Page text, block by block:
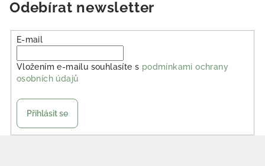
Odebírat newsletter
E-mail
Vložením e-mailu souhlasíte s podmínkami ochrany
osobních údajů
Přihlásit se